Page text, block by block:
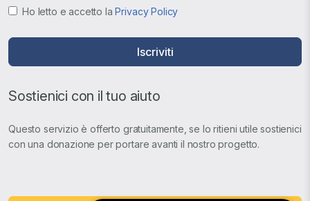
Ho letto e accetto laPrivacy Policy
Iscriviti
Sostienici con il tuo aiuto
Questo servizio è offerto gratuitamente, se lo ritieni utile sostienici
con una donazione per portare avanti il nostro progetto.